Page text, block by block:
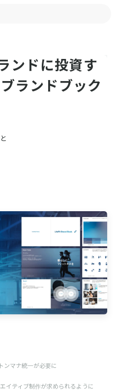
ンドに投資す
ランドブック
ンマナ統一が必要に
イティブ制作が求められるように